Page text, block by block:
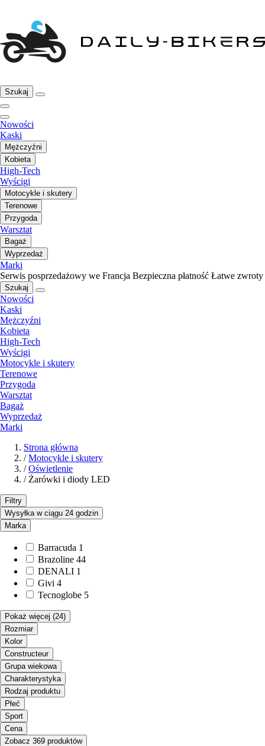
Szukaj
Nowości
Kaski
Mężczyźni
Kobieta
High-Tech
Wyścigi
Motocykle i skutery
Terenowe
Przygoda
Warsztat
Bagaż
Wyprzedaż
Marki
Serwis posprzedażowy we Francja Bezpieczna płatność Łatwe zwroty
Szukaj
Nowości
Kaski
Mężczyźni
Kobieta
High-Tech
Wyścigi
Motocykle i skutery
Terenowe
Przygoda
Warsztat
Bagaż
Wyprzedaż
Marki
Strona główna
/ Motocykle i skutery
/ Oświetlenie
/ Żarówki i diody LED
Filtry
Wysyłka w ciągu 24 godzin
Marka
Barracuda 1
Brazoline 44
DENALI 1
Givi 4
Tecnoglobe 5
Pokaż więcej (24)
Rozmiar
Kolor
Constructeur
Grupa wiekowa
Charakterystyka
Rodzaj produktu
Płeć
Sport
Cena
Zobacz 369 produktów